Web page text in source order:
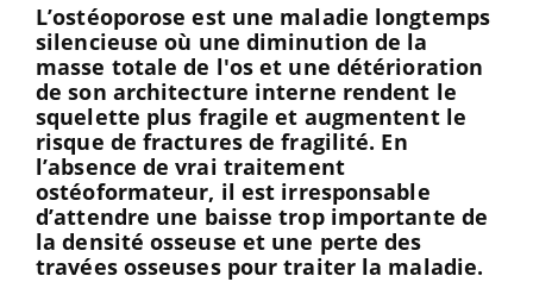
L’ostéoporose est une maladie longtemps
silencieuse où une diminution de la
masse totale de l'os et une détérioration
de son architecture interne rendent le
squelette plus fragile et augmentent le
risque de fractures de fragilité. En
l’absence de vrai traitement
ostéoformateur, il est irresponsable
d’attendre une baisse trop importante de
la densité osseuse et une perte des
travées osseuses pour traiter la maladie.